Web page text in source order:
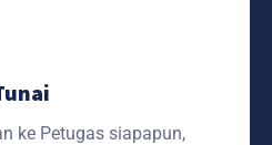
ke Petugas siapapun,